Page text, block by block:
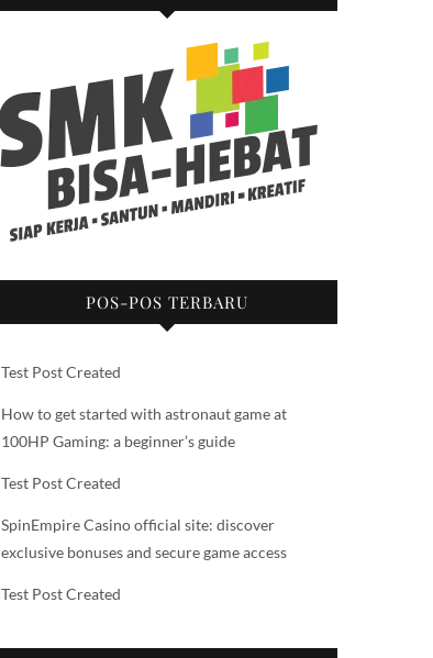
POS-POS TERBARU
Test Post Created
How to get started with astronaut game at
100HP Gaming: a beginner’s guide
Test Post Created
SpinEmpire Casino official site: discover
exclusive bonuses and secure game access
Test Post Created